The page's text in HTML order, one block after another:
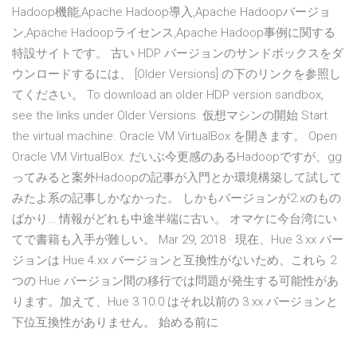
Hadoop機能,Apache Hadoop導入,Apache Hadoopバージョ
ン,Apache Hadoopライセンス,Apache Hadoop事例に関する
特設サイトです。 古い HDP バージョンのサンドボックスをダ
ウンロードするには、 [Older Versions] の下のリンクを参照し
てください。 To download an older HDP version sandbox,
see the links under Older Versions. 仮想マシンの開始 Start
the virtual machine. Oracle VM VirtualBox を開きます。 Open
Oracle VM VirtualBox. だいぶ今更感のあるHadoopですが、gg
ってみると案外Hadoopの記事が入門とか環境構築して試して
みたよ系の記事しかなかった。 しかもバージョンが2.xのもの
ばかり… 情報がどれも中途半端に古い。 オマケに今台湾にい
てで書籍も入手が難しい。 Mar 29, 2018 · 現在、Hue 3.xx バー
ジョンは Hue 4.xx バージョンと互換性がないため、これら 2
つの Hue バージョン間の移行では問題が発生する可能性があ
ります。加えて、Hue 3.10.0 はそれ以前の 3.xx バージョンと
下位互換性がありません。 始める前に